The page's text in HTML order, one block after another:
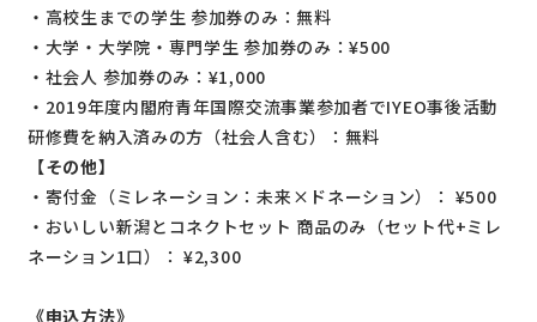
・高校生までの学生 参加券のみ：無料
・大学・大学院・専門学生 参加券のみ：¥500
・社会人 参加券のみ：¥1,000
・2019年度内閣府青年国際交流事業参加者でIYEO事後活動
研修費を納入済みの方（社会人含む）：無料
【その他】
・寄付金（ミレネーション：未来×ドネーション）： ¥500
・おいしい新潟とコネクトセット 商品のみ（セット代+ミレ
ネーション1口）： ¥2,300
《申込方法》